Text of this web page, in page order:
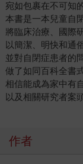
宛如包裹在不可知
本書是一本兒童自
將臨床治療、國際
以簡潔、明快和通
並對自閉症患者的
做了如同百科全書
相信能成為家中有
以及相關研究者案
作者